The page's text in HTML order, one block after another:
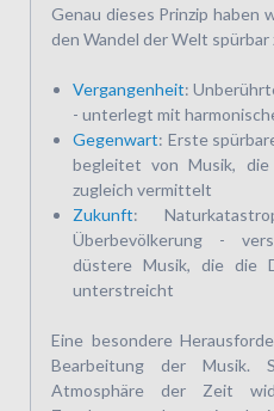
Genau dieses Prinzip haben
den Wandel der Welt spürbar
Vergangenheit:
- unterlegt mit
Gegenwart: Erste
begleitet von Musik,
zugleich vermittelt
Zukunft:
Überbevölkerung -
düstere Musik, die die
unterstreicht
Eine besondere
Bearbeitung der
Atmosphäre der Zeit